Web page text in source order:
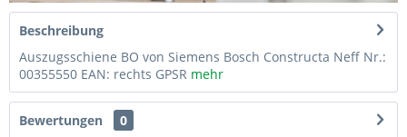
Beschreibung
Auszugsschiene BO von Siemens Bosch Constructa Neff Nr.:
00355550 EAN: rechts GPSR mehr
Bewertungen
0